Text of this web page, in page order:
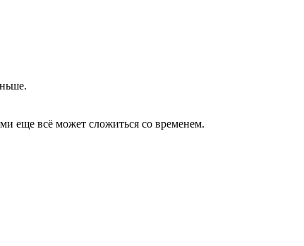
еще всё может сложиться со временем.